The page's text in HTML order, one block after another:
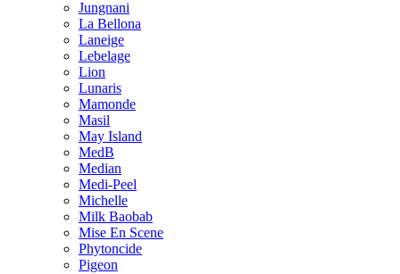
Jungnani
La Bellona
Laneige
Lebelage
Lion
Lunaris
Mamonde
Masil
May Island
MedB
Median
Medi-Peel
Michelle
Milk Baobab
Mise En Scene
Phytoncide
Pigeon